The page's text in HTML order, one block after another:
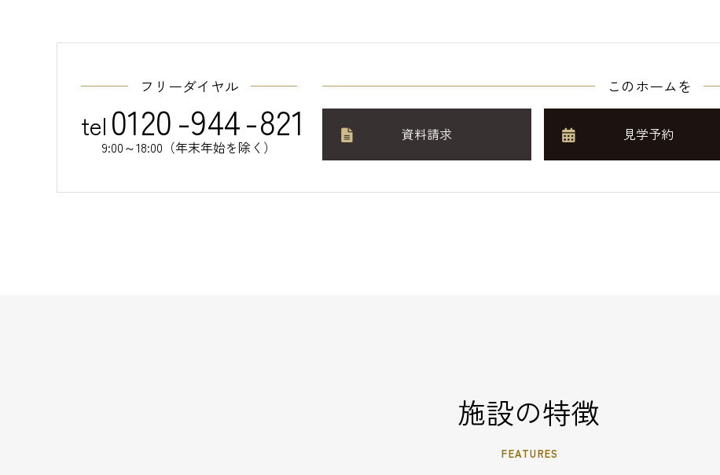
フリーダイヤル
tel 0120-944-821
9:00～18:00（年末年始を除く）
このホームを
資料請求 見学予約
施設の特徴
FEATURES